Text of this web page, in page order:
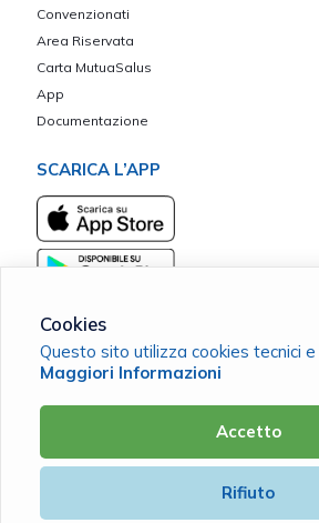
Convenzionati
Area Riservata
Carta MutuaSalus
App
Documentazione
SCARICA L’APP
C.F. 93158020755 |Cookie Policy|Privacy
Powered by
Cookies
Questo sito utilizza cookies tecnici
Maggiori Informazioni
Accetto
Rifiuto